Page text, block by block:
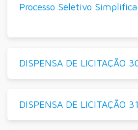
Processo Seletivo
DISPENSA DE LICITAÇÃO
DISPENSA DE LICITAÇÃO